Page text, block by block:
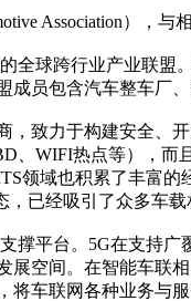
Association），
全球跨行业产业联
员包含汽车整车厂
致力于构建安全、
、WIFI热点等），
领域也积累了丰富
已经吸引了众多车载
撑平台。5G在支持
展空间。在智能车联
车联网各种业务与